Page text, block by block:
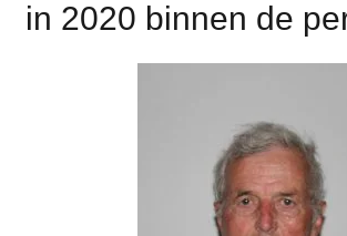
in 2020 binnen de